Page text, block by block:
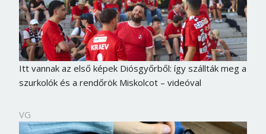
Itt vannak az első képek Diósgyőrből: így szállták meg a
szurkolók és a rendőrök Miskolcot – videóval
VG